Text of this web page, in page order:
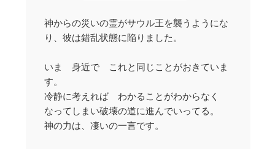
神からの災いの霊がサウル王を襲うようにな
り、彼は錯乱状態に陥りました。
いま 身近で これと同じことがおきていま
す。
冷静に考えれば わかることがわからなく
なってしまい破壊の道に進んでいってる。
神の力は、凄いの一言です。